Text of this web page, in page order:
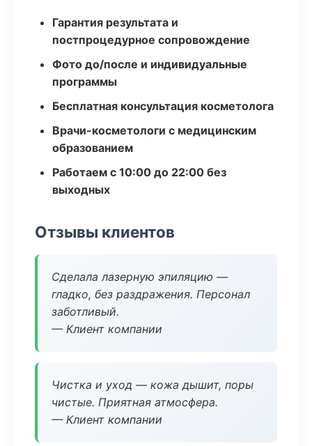
Гарантия результата и
постпроцедурное сопровождение
Фото до/после и индивидуальные
программы
Бесплатная консультация косметолога
Врачи-косметологи с медицинским
образованием
Работаем с 10:00 до 22:00 без
выходных
Отзывы клиентов
Сделала лазерную эпиляцию —
гладко, без раздражения. Персонал
заботливый.
— Клиент компании
Чистка и уход — кожа дышит, поры
чистые. Приятная атмосфера.
— Клиент компании